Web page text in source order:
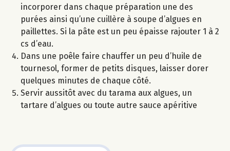
incorporer dans chaque préparation une des
purées ainsi qu’une cuillère à soupe d’algues en
paillettes. Si la pâte est un peu épaisse rajouter 1 à 2
cs d’eau.
Dans une poêle faire chauffer un peu d’huile de
tournesol, former de petits disques, laisser dorer
quelques minutes de chaque côté.
Servir aussitôt avec du tarama aux algues, un
tartare d’algues ou toute autre sauce apéritive